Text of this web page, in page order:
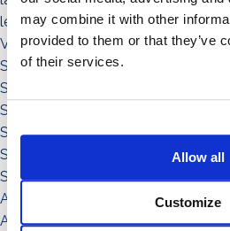
may combine it with other
provided to them or that they’ve
of their services.
Allow all
Customize
le persone
Video illustrativi
Sistema Standard
Sistema Connect
Sistema a Vela 5°
Sistema a Vela 11°
Sistema Est-Ovest
Sistemi
Accessori
Accessorio